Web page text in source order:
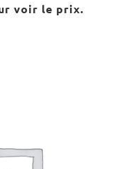
voir le prix.